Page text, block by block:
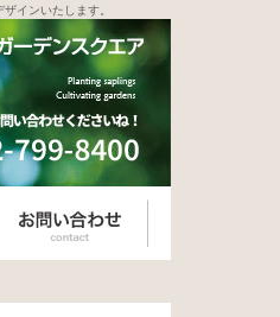
インいたします。